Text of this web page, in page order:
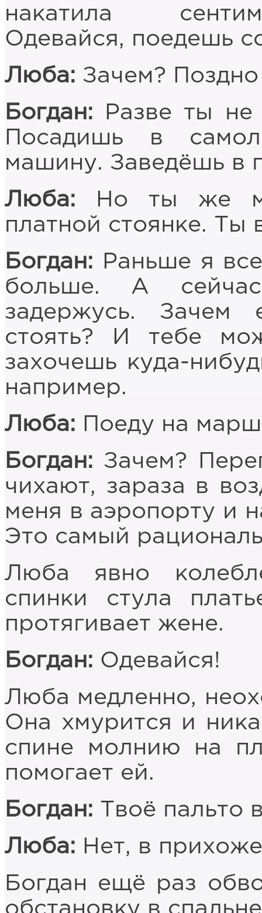
накатила
Одевайся, поедешь
Люба: Зачем?
Богдан: Разве ты не
Посадишь в
машину. Заведёшь в
Люба: Но ты же
платной стоянке. Ты
Богдан: Раньше я
больше. А
задержусь. Зачем
стоять? И тебе
захочешь куда-
например.
Люба: Поеду на
Богдан: Зачем?
чихают, зараза в
меня в аэропорту и
Это самый
Люба явно
спинки стула
протягивает жене.
Богдан: Одевайся!
Люба медленно,
Она хмурится и
спине молнию на
помогает ей.
Богдан: Твоё пальто
Люба: Нет, в
Богдан ещё раз
обстановку в